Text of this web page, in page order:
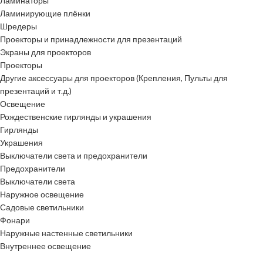
Ламинирующие плёнки
Шредеры
Проекторы и принадлежности для презентаций
Экраны для проекторов
Проекторы
Другие аксессуары для проекторов (Крепления, Пульты для
презентаций и т.д.)
Освещение
Рождественские гирлянды и украшения
Гирлянды
Украшения
Выключатели света и предохранители
Предохранители
Выключатели света
Наружное освещение
Садовые светильники
Фонари
Наружные настенные светильники
Внутреннее освещение